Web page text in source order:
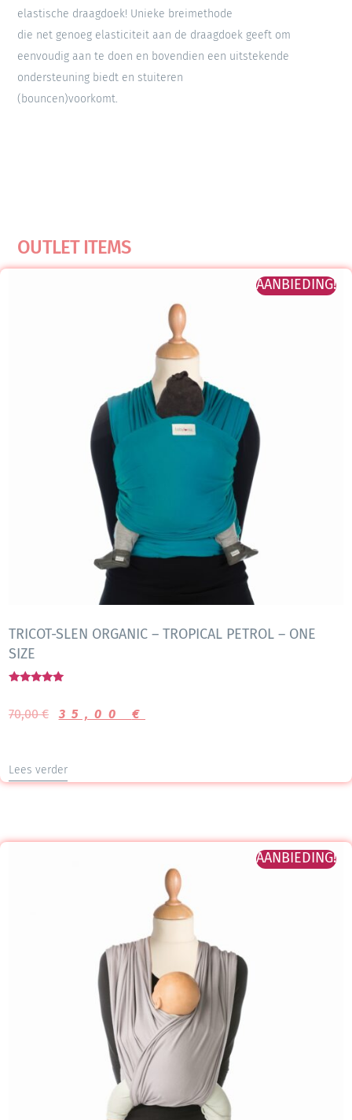
elastische draagdoek! Unieke breimethode
die net genoeg elasticiteit aan de draagdoek geeft om
eenvoudig aan te doen en bovendien een uitstekende
ondersteuning biedt en stuiteren
(bouncen)voorkomt.
OUTLET ITEMS
AANBIEDING!
TRICOT-SLEN ORGANIC – TROPICAL PETROL – ONE
SIZE
uit 5
70,00€ 35,00 €
Lees verder
AANBIEDING!